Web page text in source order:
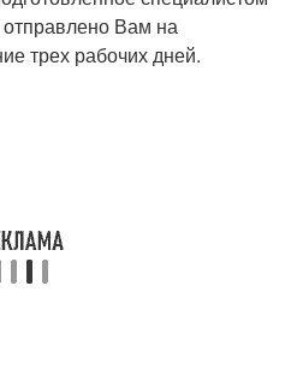
Вам на
трех рабочих дней.